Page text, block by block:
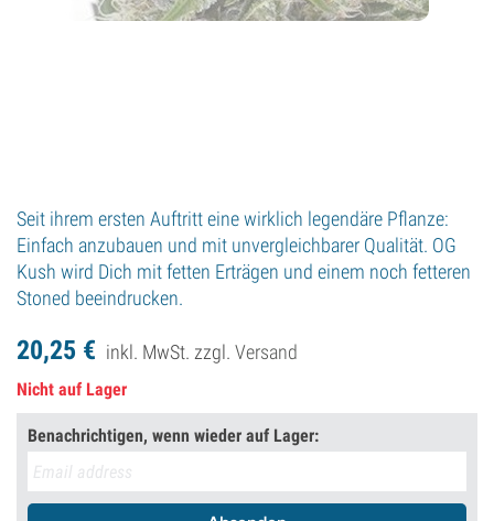
Seit ihrem ersten Auftritt eine wirklich legendäre Pflanze:
Einfach anzubauen und mit unvergleichbarer Qualität. OG
Kush wird Dich mit fetten Erträgen und einem noch fetteren
Stoned beeindrucken.
20,25 € inkl. MwSt. zzgl. Versand
Nicht auf Lager
Benachrichtigen, wenn wieder auf Lager: